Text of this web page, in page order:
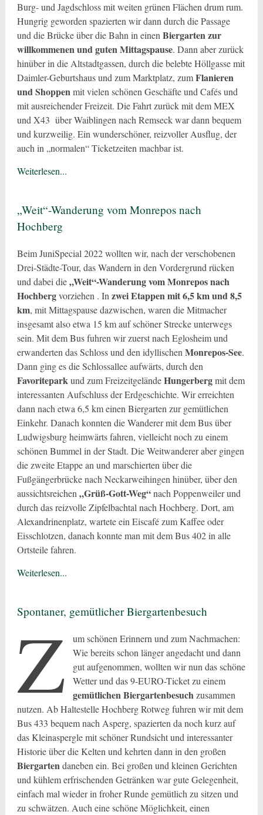
Burg- und Jagdschloss mit weiten grünen Flächen drum rum.
Hungrig geworden spazierten wir dann durch die Passage
und die Brücke über die Bahn in einen Biergarten zur
willkommenen und guten Mittagspause. Dann aber zurück
hinüber in die Altstadtgassen, durch die belebte Höllgasse mit
Daimler-Geburtshaus und zum Marktplatz, zumFlanieren
und Shoppenmit vielen schönen Geschäfte und Cafés und
mit ausreichender Freizeit. Die Fahrt zurück mit dem MEX
und X43 über Waiblingen nach Remseck war dann bequem
und kurzweilig. Ein wunderschöner, reizvoller Ausflug, der
auch in „normalen“ Ticketzeiten machbar ist.
Weiterlesen...
„Weit“-Wanderung vom Monrepos nach
Hochberg
Beim JuniSpecial 2022 wollten wir, nach der verschobenen
Drei-Städte-Tour, das Wandern in den Vordergrund rücken
und dabei die„Weit“-Wanderung vom Monrepos nach
Hochbergvorziehen . In zwei Etappen mit 6,5 km und 8,5
km, mit Mittagspause dazwischen, waren die Mitmacher
insgesamt also etwa 15 km auf schöner Strecke unterwegs
sein. Mit dem Bus fuhren wir zuerst nach Eglosheim und
erwanderten das Schloss und den idyllischen Monrepos-See.
Dann ging es die Schlossallee aufwärts, durch den
Favoriteparkund zum FreizeitgeländeHungerbergmit dem
interessanten Aufschluss der Erdgeschichte. Wir erreichten
dann nach etwa 6,5 km einen Biergarten zur gemütlichen
Einkehr. Danach konnten die Wanderer mit dem Bus über
Ludwigsburg heimwärts fahren, vielleicht noch zu einem
schönen Bummel in der Stadt. Die Weitwanderer aber gingen
die zweite Etappe an und marschierten über die
Fußgängerbrücke nach Neckarweihingen hinüber, über den
aussichtsreichen „Grüß-Gott-Weg“nach Poppenweiler und
durch das reizvolle Zipfelbachtal nach Hochberg. Dort, am
Alexandrinenplatz, wartete ein Eiscafé zum Kaffee oder
Eisschlotzen, danach konnte man mit dem Bus 402 in alle
Ortsteile fahren.
Weiterlesen...
Spontaner, gemütlicher Biergartenbesuch
Z
um schönen Erinnern und zum Nachmachen:
Wie bereits schon länger angedacht und dann
gut aufgenommen, wollten wir nun das schöne
Wetter und das 9-EURO-Ticket zu einem
gemütlichen Biergartenbesuchzusammen
nutzen. Ab Haltestelle Hochberg Rotweg fuhren wir mit dem
Bus 433 bequem nach Asperg, spazierten da noch kurz auf
das Kleinaspergle mit schöner Rundsicht und interessanter
Historie über die Kelten und kehrten dann in den großen
Biergartendaneben ein. Bei großen und kleinen Gerichten
und kühlem erfrischenden Getränken war gute Gelegenheit,
einfach mal wieder in froher Runde gemütlich zu sitzen und
zu schwätzen. Auch eine schöne Möglichkeit, einen